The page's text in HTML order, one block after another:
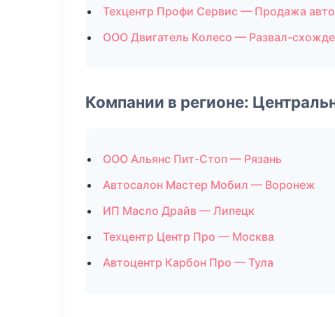
Техцентр Профи Сервис — Продажа
ООО Двигатель Колесо — Развал-
Компании в регионе:
ООО Альянс Пит-Стоп — Рязань
Автосалон Мастер Мобил — Воронеж
ИП Масло Драйв — Липецк
Техцентр Центр Про — Москва
Автоцентр Карбон Про — Тула